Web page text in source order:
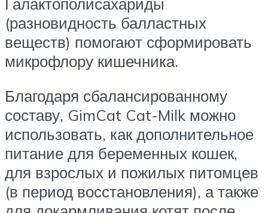
(разновидность балластных
веществ) помогают сформировать
микрофлору кишечника.
Благодаря сбалансированному
составу, GimCat Cat-Milk можно
использовать, как дополнительное
питание для беременных кошек,
для взрослых и пожилых питомцев
(в период восстановления), а также